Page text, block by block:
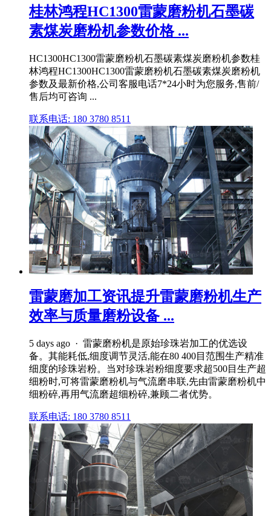
桂林鸿程HC1300雷蒙磨粉机石墨碳
素煤炭磨粉机参数价格 ...
HC1300HC1300雷蒙磨粉机石墨碳素煤炭磨粉机参数桂
林鸿程HC1300HC1300雷蒙磨粉机石墨碳素煤炭磨粉机
参数及最新价格,公司客服电话7*24小时为您服务,售前/
售后均可咨询 ...
联系电话: 180 3780 8511
雷蒙磨加工资讯提升雷蒙磨粉机生产
效率与质量磨粉设备 ...
5 days ago · 雷蒙磨粉机是原始珍珠岩加工的优选设
备。其能耗低,细度调节灵活,能在80 400目范围生产精准
细度的珍珠岩粉。当对珍珠岩粉细度要求超500目生产超
细粉时,可将雷蒙磨粉机与气流磨串联,先由雷蒙磨粉机中
细粉碎,再用气流磨超细粉碎,兼顾二者优势。
联系电话: 180 3780 8511